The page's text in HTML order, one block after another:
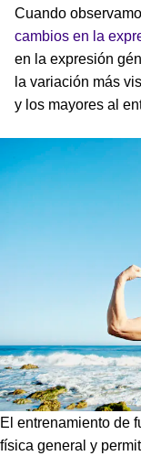
Cuando
cambios en la
en la expresión
la variación más
y los mayores al
El entrenamiento de
física general y